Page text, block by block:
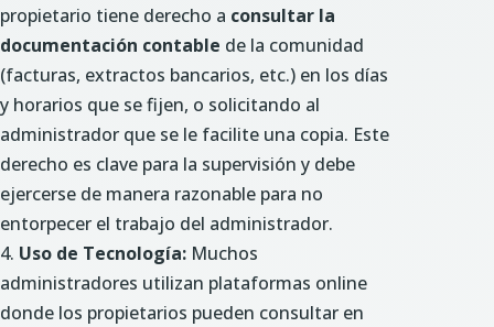
propietario tiene derecho a consultar la
documentación contable de la comunidad
(facturas, extractos bancarios, etc.) en los días
y horarios que se fijen, o solicitando al
administrador que se le facilite una copia. Este
derecho es clave para la supervisión y debe
ejercerse de manera razonable para no
entorpecer el trabajo del administrador.
Uso de Tecnología: Muchos
administradores utilizan plataformas online
donde los propietarios pueden consultar en